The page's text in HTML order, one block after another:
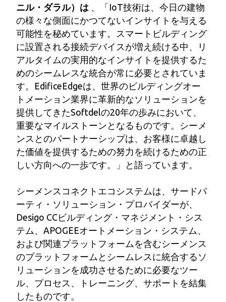
ニル・ダラル）は 、「IoT技術は、今日の建物
の様々な側面にかつてないインサイトを与える
可能性を秘めています。スマートビルディング
に設置される接続デバイスが増え続ける中、リ
アルタイムの実用的なインサイトを提供するた
めのシームレスな統合が常に必要とされていま
す。EdificeEdgeは、世界のビルディングオー
トメーション業界に革新的なソリューションを
提供してきたSoftdelの20年の歩みにおいて、
重要なマイルストーンとなるものです。シーメ
ンスとのパートナーシップは、お客様に卓越し
た価値を提供するための努力を続けるための正
しい方向への一歩です。」と語っています。
シーメンスコネクトエコシステムは、サードパ
ーティ・ソリューション・プロバイダーが、
Desigo CCビルディング・マネジメント・シス
テム、APOGEEオートメーション・システム、
および関連プラットフォームを含むシーメンス
のプラットフォームとシームレスに統合するソ
リューションを成功させるために必要なツー
ル、プロセス、トレーニング、サポートを結集
したものです。